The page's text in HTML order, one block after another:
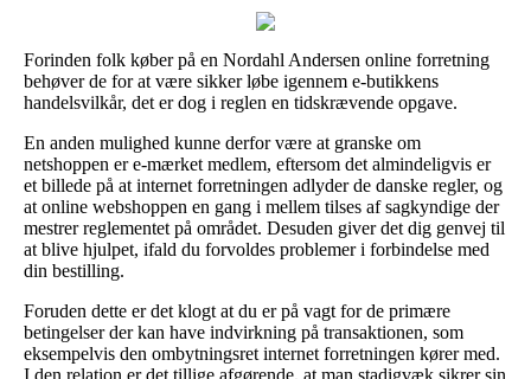
Forinden folk køber på en Nordahl Andersen online forretning
behøver de for at være sikker løbe igennem e-butikkens
handelsvilkår, det er dog i reglen en tidskrævende opgave.
En anden mulighed kunne derfor være at granske om
netshoppen er e-mærket medlem, eftersom det almindeligvis er
et billede på at internet forretningen adlyder de danske regler, og
at online webshoppen en gang i mellem tilses af sagkyndige der
mestrer reglementet på området. Desuden giver det dig genvej til
at blive hjulpet, ifald du forvoldes problemer i forbindelse med
din bestilling.
Foruden dette er det klogt at du er på vagt for de primære
betingelser der kan have indvirkning på transaktionen, som
eksempelvis den ombytningsret internet forretningen kører med.
I den relation er det tillige afgørende, at man stadigvæk sikrer sin